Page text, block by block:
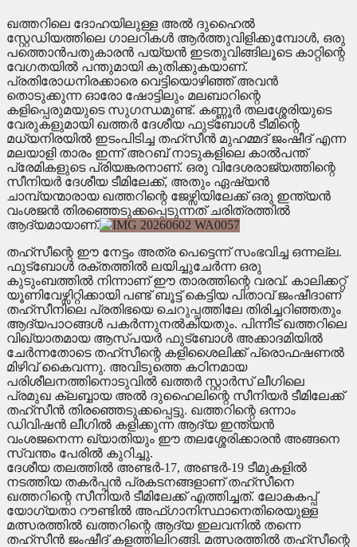
ഖത്തറിലെ ദോഹയിലുള്ള അൽ ദുഹൈൽ
സ്റ്റേഡിയത്തിലെ ഗാലറികൾ ആർത്തുവിളിക്കുമ്പോൾ, ഒരു
പത്തൊൻപതുകാരൻ പയ്യൻ ഇടതുവിങ്ങിലൂടെ കാറ്റിന്റെ
വേഗതയിൽ പന്തുമായി കുതിക്കുകയാണ്.
പ്രതിരോധനിരക്കാരെ വെട്ടിയൊഴിഞ്ഞ് അവൻ
തൊടുക്കുന്ന ഓരോ ഷോട്ടിലും മലബാറിന്റെ
കളിപ്പെരുമയുടെ സുഗന്ധമുണ്ട്. കണ്ണൂർ തലശ്ശേരിയുടെ
വേരുകളുമായി ഖത്തർ ദേശീയ ഫുട്ബോൾ ടീമിന്റെ
മധ്യനിരയിൽ ഇടംപിടിച്ച തഹ്സീൻ മുഹമ്മദ് ജംഷീദ് എന്ന
മലയാളി താരം ഇന്ന് അറബ് നാടുകളിലെ കാൽപന്ത്
പ്രേമികളുടെ പ്രിയങ്കരനാണ്. ഒരു വിദേശരാജ്യത്തിന്റെ
സീനിയർ ദേശീയ ടീമിലേക്ക്, അതും ഏഷ്യൻ
ചാമ്പ്യന്മാരായ ഖത്തറിന്റെ ജേഴ്സിയിലേക്ക് ഒരു ഇന്ത്യൻ
വംശജൻ തിരഞ്ഞെടുക്കപ്പെടുന്നത് ചരിത്രത്തിൽ
ആദ്യമായാണ്.
​തഹ്സീന്റെ ഈ നേട്ടം അത്ര പെട്ടെന്ന് സംഭവിച്ച ഒന്നല്ല.
ഫുട്ബോൾ രക്തത്തിൽ ലയിച്ചുചേർന്ന ഒരു
കുടുംബത്തിൽ നിന്നാണ് ഈ താരത്തിന്റെ വരവ്. കാലിക്കറ്റ്
യൂണിവേഴ്സിറ്റിക്കായി പണ്ട് ബൂട്ട് കെട്ടിയ പിതാവ് ജംഷീദാണ്
തഹ്സീനിലെ പ്രതിഭയെ ചെറുപ്പത്തിലേ തിരിച്ചറിഞ്ഞതും
ആദ്യപാഠങ്ങൾ പകർന്നുനൽകിയതും. പിന്നീട് ഖത്തറിലെ
വിഖ്യാതമായ ആസ്പയർ ഫുട്ബോൾ അക്കാദമിയിൽ
ചേർന്നതോടെ തഹ്സീന്റെ കളിശൈലിക്ക് പ്രൊഫഷണൽ
മിഴിവ് കൈവന്നു. അവിടുത്തെ കഠിനമായ
പരിശീലനത്തിനൊടുവിൽ ഖത്തർ സ്റ്റാർസ് ലീഗിലെ
പ്രമുഖ ക്ലബ്ബായ അൽ ദുഹൈലിന്റെ സീനിയർ ടീമിലേക്ക്
തഹ്സീൻ തിരഞ്ഞെടുക്കപ്പെട്ടു. ഖത്തറിന്റെ ഒന്നാം
ഡിവിഷൻ ലീഗിൽ കളിക്കുന്ന ആദ്യ ഇന്ത്യൻ
വംശജനെന്ന ഖ്യാതിയും ഈ തലശ്ശേരിക്കാരൻ അങ്ങനെ
സ്വന്തം പേരിൽ കുറിച്ചു.
​ദേശീയ തലത്തിൽ അണ്ടർ-17, അണ്ടർ-19 ടീമുകളിൽ
നടത്തിയ തകർപ്പൻ പ്രകടനങ്ങളാണ് തഹ്സീനെ
ഖത്തറിന്റെ സീനിയർ ടീമിലേക്ക് എത്തിച്ചത്. ലോകകപ്പ്
യോഗ്യതാ റൗണ്ടിൽ അഫ്ഗാനിസ്ഥാനെതിരെയുള്ള
മത്സരത്തിൽ ഖത്തറിന്റെ ആദ്യ ഇലവനിൽ തന്നെ
തഹ്സീൻ ജംഷീദ് കളത്തിലിറങ്ങി. മത്സരത്തിൽ തഹ്സീന്റെ